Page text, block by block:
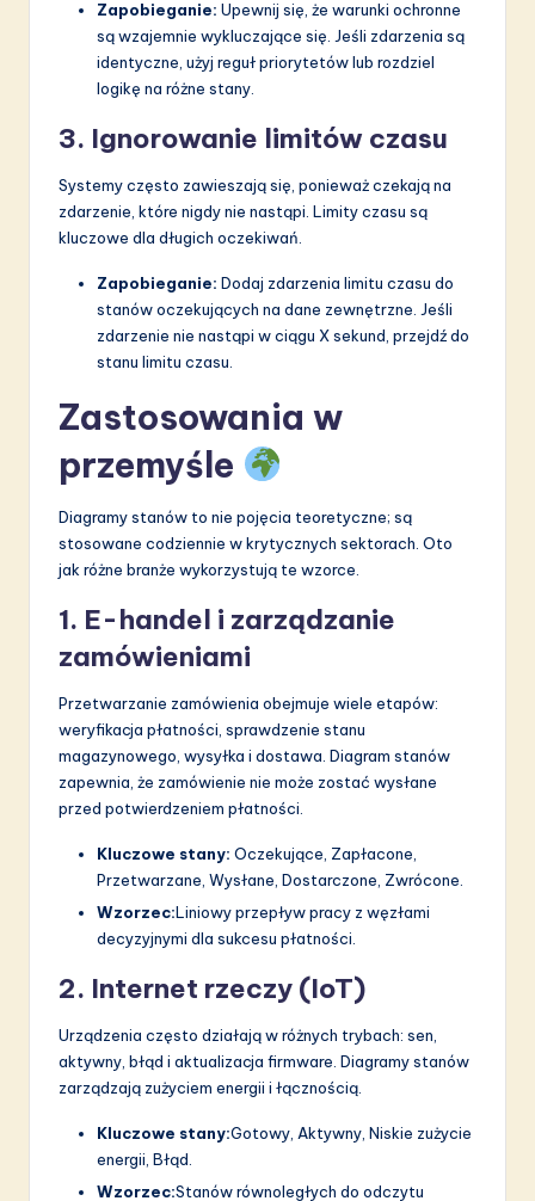
Zapobieganie: Upewnij się, że warunki ochronne
są wzajemnie wykluczające się. Jeśli zdarzenia są
identyczne, użyj reguł priorytetów lub rozdziel
logikę na różne stany.
3. Ignorowanie limitów czasu
Systemy często zawieszają się, ponieważ czekają na
zdarzenie, które nigdy nie nastąpi. Limity czasu są
kluczowe dla długich oczekiwań.
Zapobieganie: Dodaj zdarzenia limitu czasu do
stanów oczekujących na dane zewnętrzne. Jeśli
zdarzenie nie nastąpi w ciągu X sekund, przejdź do
stanu limitu czasu.
Zastosowania w
przemyśle
Diagramy stanów to nie pojęcia teoretyczne; są
stosowane codziennie w krytycznych sektorach. Oto
jak różne branże wykorzystują te wzorce.
1. E-handel i zarządzanie
zamówieniami
Przetwarzanie zamówienia obejmuje wiele etapów:
weryfikacja płatności, sprawdzenie stanu
magazynowego, wysyłka i dostawa. Diagram stanów
zapewnia, że zamówienie nie może zostać wysłane
przed potwierdzeniem płatności.
Kluczowe stany: Oczekujące, Zapłacone,
Przetwarzane, Wysłane, Dostarczone, Zwrócone.
Wzorzec:Liniowy przepływ pracy z węzłami
decyzyjnymi dla sukcesu płatności.
2. Internet rzeczy (IoT)
Urządzenia często działają w różnych trybach: sen,
aktywny, błąd i aktualizacja firmware. Diagramy stanów
zarządzają zużyciem energii i łącznością.
Kluczowe stany:Gotowy, Aktywny, Niskie zużycie
energii, Błąd.
Wzorzec:Stanów równoległych do odczytu